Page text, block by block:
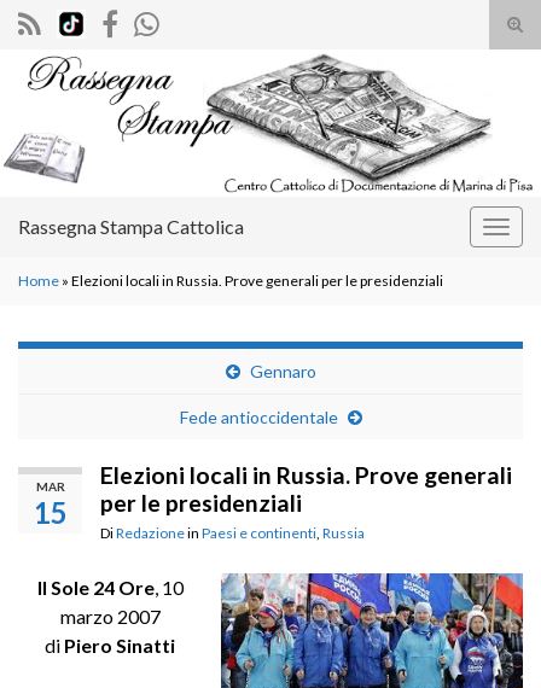
il
Search for:
Rassegna Stampa Cattolica
Home » Elezioni locali in Russia. Prove generali per le presidenziali
Gennaro
Fede antioccidentale
MAR
15
Elezioni locali in Russia. Prove generali
per le presidenziali
DiRedazionein Paesi e continenti Russia
Il Sole 24 Ore, 10
marzo 2007
di Piero Sinatti